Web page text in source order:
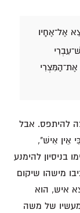
אֶל־אֶחָיו
אֶת־הַמִּצְרִי
להיתפס. אבל
אֵין אִישׁ",
בניסיון להימנע
מחפש סביבו מישהו שיקום
איש, הוא
מעשיו של משה